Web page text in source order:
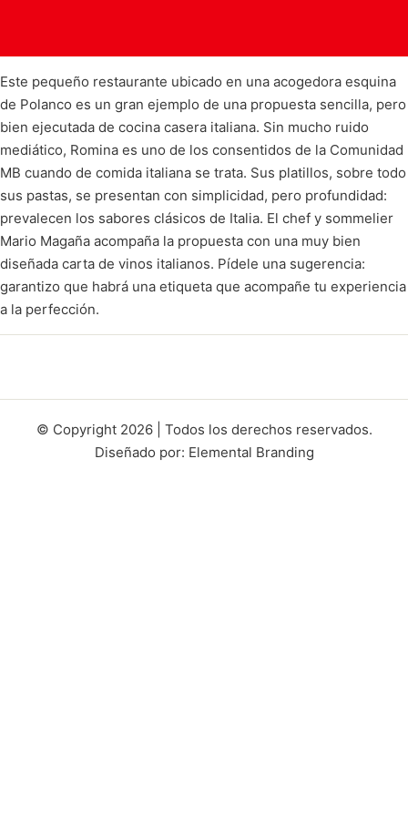
Este pequeño restaurante ubicado en una acogedora esquina
de Polanco es un gran ejemplo de una propuesta sencilla, pero
bien ejecutada de cocina casera italiana. Sin mucho ruido
mediático, Romina es uno de los consentidos de la Comunidad
MB cuando de comida italiana se trata. Sus platillos, sobre todo
sus pastas, se presentan con simplicidad, pero profundidad:
prevalecen los sabores clásicos de Italia. El chef y sommelier
Mario Magaña acompaña la propuesta con una muy bien
diseñada carta de vinos italianos. Pídele una sugerencia:
garantizo que habrá una etiqueta que acompañe tu experiencia
a la perfección.
© Copyright 2026 | Todos los derechos reservados.
Diseñado por: Elemental Branding